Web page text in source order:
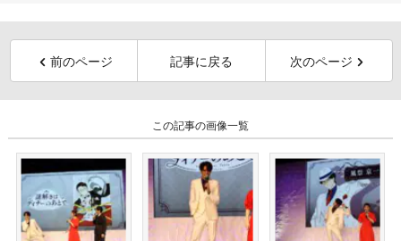
前のページ 記事に戻る 次のページ
この記事の画像一覧